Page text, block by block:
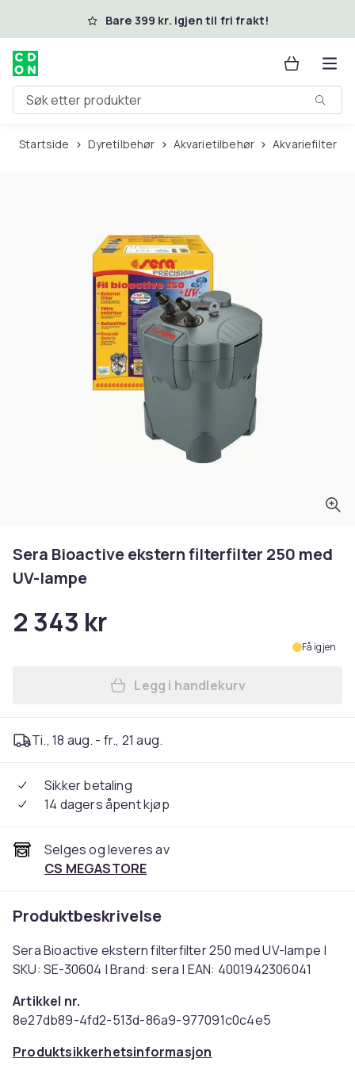
Hopp til hovedinnholdBare 399 kr. igjen til fri frakt!
Søk etter produkter
Startside Dyretilbehør Akvarietilbehør Akvariefilter
Sera Bioactive ekstern filterfilter 250 med
UV-lampe
2 343 kr
Få igjen
Legg Sera Bioactive
Legg i handlekurv
Ti., 18 aug. - fr., 21 aug.
Sikker betaling
14 dagers åpent kjøp
Selges og leveres av
CS MEGASTORE
Produktbeskrivelse
Sera Bioactive ekstern filterfilter 250 med UV-lampe |
SKU: SE-30604 | Brand: sera | EAN: 4001942306041
Artikkel nr.
8e27db89-4fd2-513d-86a9-977091c0c4e5
Produktsikkerhetsinformasjon